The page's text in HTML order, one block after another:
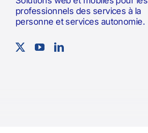
professionnels des services à la
personne et services autonomie.